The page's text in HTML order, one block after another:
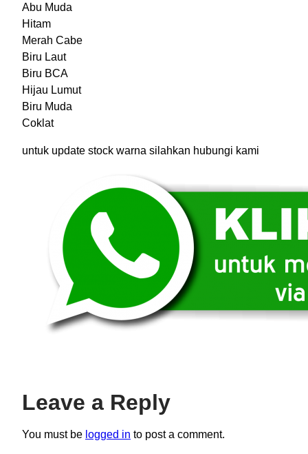
Abu Muda
Hitam
Merah Cabe
Biru Laut
Biru BCA
Hijau Lumut
Biru Muda
Coklat
untuk update stock warna silahkan hubungi kami
Leave a Reply
You must be logged in to post a comment.